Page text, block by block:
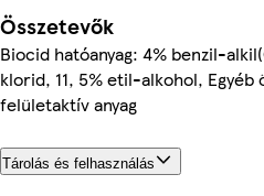
Összetevők
Biocid hatóanyag: 4% benzil-
klorid, 11, 5% etil-alkohol,
felületaktív anyag
Tárolás és felhasználás